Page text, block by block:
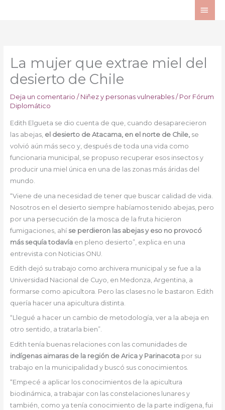
La mujer que extrae miel del
desierto de Chile
Deja un comentario / Niñez y personas vulnerables/ Por Fórum
Diplomático
Edith Elgueta se dio cuenta de que, cuando desaparecieron
las abejas, el desierto de Atacama, en el norte de Chile,se
volvió aún más seco y, después de toda una vida como
funcionaria municipal, se propuso recuperar esos insectos y
producir una miel única en una de las zonas más áridas del
mundo.
“Viene de una necesidad de tener que buscar calidad de vida.
Nosotros en el desierto siempre habíamos tenido abejas, pero
por una persecución de la mosca de la fruta hicieron
fumigaciones, ahí se perdieron las abejas y eso no provocó
más sequía todavíaen pleno desierto”, explica en una
entrevista con Noticias ONU.
Edith dejó su trabajo como archivera municipal y se fue a la
Universidad Nacional de Cuyo, en Medonza, Argentina, a
formarse como apicultora. Pero las clases no le bastaron. Edith
quería hacer una apicultura distinta.
“Llegué a hacer un cambio de metodología, ver a la abeja en
otro sentido, a tratarla bien”.
Edith tenía buenas relaciones con las comunidades de
indígenas aimaras de la región de Arica y Parinacotapor su
trabajo en la municipalidad y buscó sus conocimientos.
“Empecé a aplicar los conocimientos de la apicultura
biodinámica, a trabajar con las constelaciones lunares y
también, como ya tenía conocimiento de la parte indígena, fui